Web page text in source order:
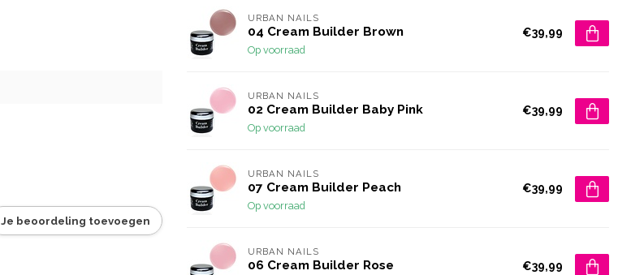
Je beoordeling toevoegen
URBAN NAILS
04 Cream Builder Brown
Op voorraad
€39,99
URBAN NAILS
02 Cream Builder Baby Pink
Op voorraad
€39,99
URBAN NAILS
07 Cream Builder Peach
Op voorraad
€39,99
URBAN NAILS
06 Cream Builder Rose €39,99